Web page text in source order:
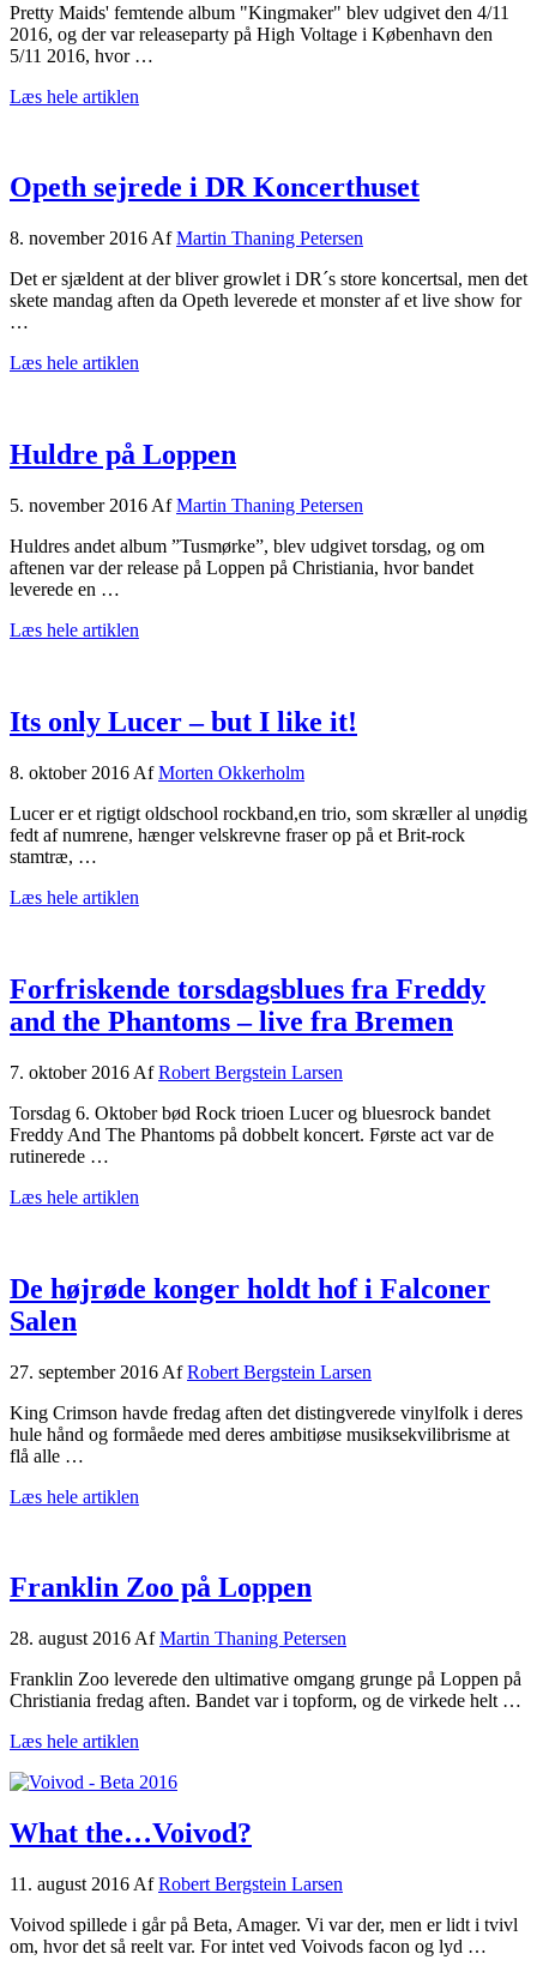
Pretty Maids' femtende album "Kingmaker" blev udgivet den 4/11
2016, og der var releaseparty på High Voltage i København den
5/11 2016, hvor …
Læs hele artiklen
High
Voltage.
Opeth sejrede i DR Koncerthuset
8. november 2016 AfMartin Thaning Petersen
Det er sjældent at der bliver growlet i DR´s store koncertsal, men det
skete mandag aften da Opeth leverede et monster af et live show for
…
Læs hele artiklen
DR
Koncerthuset
Huldre på Loppen
5. november 2016 AfMartin Thaning Petersen
Huldres andet album ”Tusmørke”, blev udgivet torsdag, og om
aftenen var der release på Loppen på Christiania, hvor bandet
leverede en …
Læs hele artiklen
Its only Lucer – but I like it!
8. oktober 2016 AfMorten Okkerholm
Lucer er et rigtigt oldschool rockband,en trio, som skræller al unødig
fedt af numrene, hænger velskrevne fraser op på et Brit-rock
stamtræ, …
Læs hele artiklen
–
but
I
it!
Forfriskende torsdagsblues fra Freddy
and the Phantoms – live fra Bremen
7. oktober 2016 AfRobert Bergstein Larsen
Torsdag 6. Oktober bød Rock trioen Lucer og bluesrock bandet
Freddy And The Phantoms på dobbelt koncert. Første act var de
rutinerede …
Læs hele artiklen
Freddy
and
–
fra
Bremen
De højrøde konger holdt hof i Falconer
Salen
27. september 2016 AfRobert Bergstein Larsen
King Crimson havde fredag aften det distingverede vinylfolk i deres
hule hånd og formåede med deres ambitiøse musiksekvilibrisme at
flå alle …
Læs hele artiklen
holdt
hof
Falconer
Salen
Franklin Zoo på Loppen
28. august 2016 AfMartin Thaning Petersen
Franklin Zoo leverede den ultimative omgang grunge på Loppen på
Christiania fredag aften. Bandet var i topform, og de virkede helt …
Læs hele artiklen
Zoo
Loppen
What the…Voivod?
11. august 2016 AfRobert Bergstein Larsen
Voivod spillede i går på Beta, Amager. Vi var der, men er lidt i tvivl
om, hvor det så reelt var. For intet ved Voivods facon og lyd …